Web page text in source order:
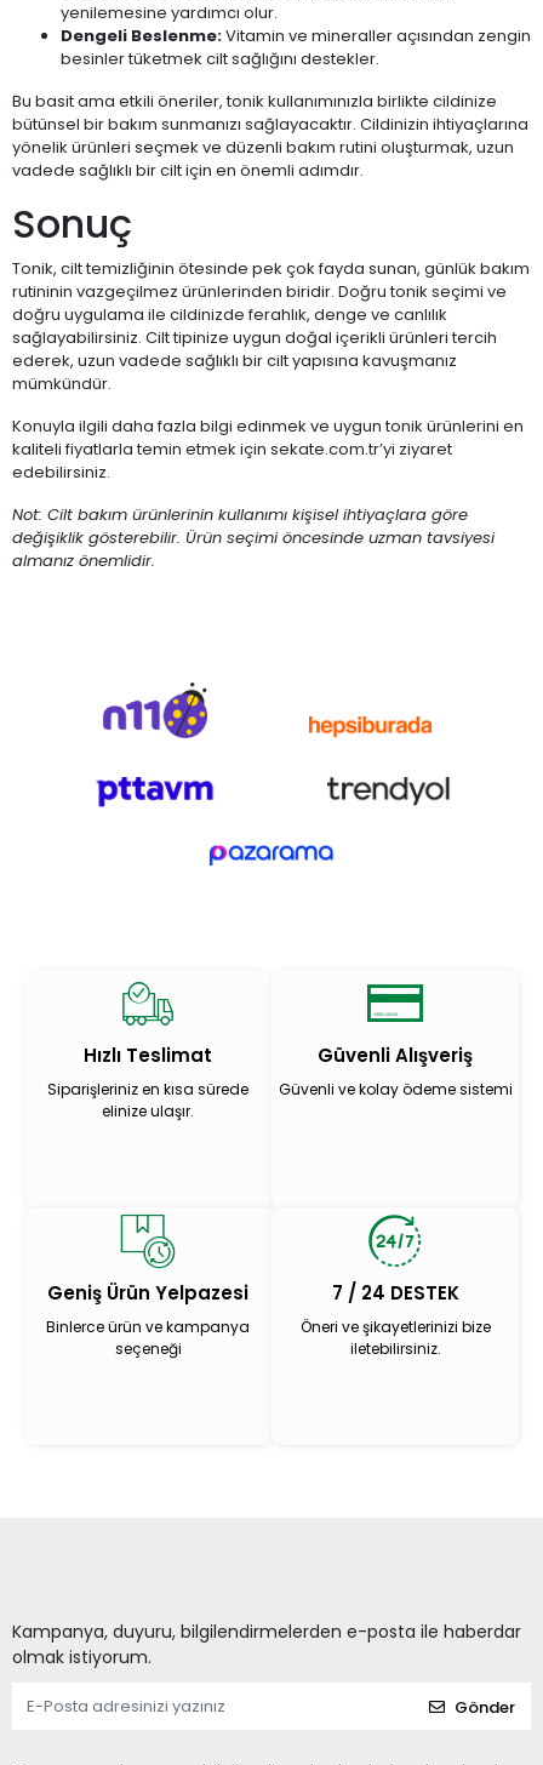
yenilemesine yardımcı olur.
Dengeli Beslenme:Vitamin ve mineraller açısından zengin
besinler tüketmek cilt sağlığını destekler.
Bu basit ama etkili öneriler, tonik kullanımınızla birlikte cildinize
bütünsel bir bakım sunmanızı sağlayacaktır. Cildinizin ihtiyaçlarına
yönelik ürünleri seçmek ve düzenli bakım rutini oluşturmak, uzun
vadede sağlıklı bir cilt için en önemli adımdır.
Sonuç
Tonik, cilt temizliğinin ötesinde pek çok fayda sunan, günlük bakım
rutininin vazgeçilmez ürünlerinden biridir. Doğru tonik seçimi ve
doğru uygulama ile cildinizde ferahlık, denge ve canlılık
sağlayabilirsiniz. Cilt tipinize uygun doğal içerikli ürünleri tercih
ederek, uzun vadede sağlıklı bir cilt yapısına kavuşmanız
mümkündür.
Konuyla ilgili daha fazla bilgi edinmek ve uygun tonik ürünlerini en
kaliteli fiyatlarla temin etmek için sekate.com.tr’yi ziyaret
edebilirsiniz.
Not: Cilt bakım ürünlerinin kullanımı kişisel ihtiyaçlara göre
değişiklik gösterebilir. Ürün seçimi öncesinde uzman tavsiyesi
almanız önemlidir.
Hızlı Teslimat
Siparişleriniz en kısa sürede
elinize ulaşır.
Güvenli Alışveriş
Güvenli ve kolay ödeme sistemi
Geniş Ürün Yelpazesi
Binlerce ürün ve kampanya
seçeneği
7 / 24 DESTEK
Öneri ve şikayetlerinizi bize
iletebilirsiniz.
Kampanya, duyuru, bilgilendirmelerden e-posta ile haberdar
olmak istiyorum.
Gönder